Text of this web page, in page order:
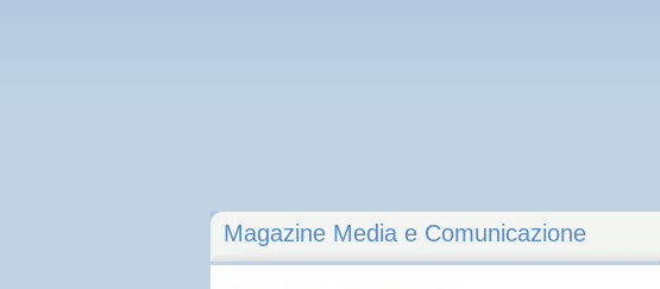
Magazine Media e Comunicazione